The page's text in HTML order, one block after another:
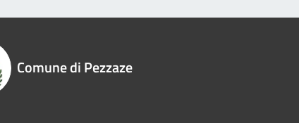
Comune di Pezzaze